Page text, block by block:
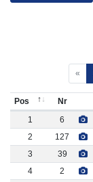
«
Pos Nr
1
6
2
127
3
39
4
2